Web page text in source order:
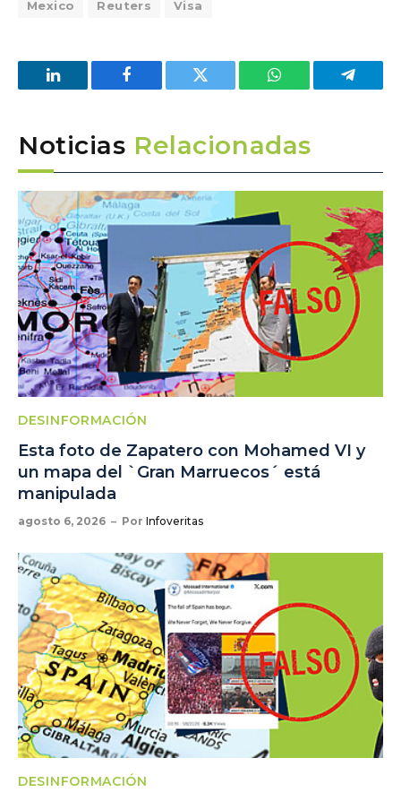
Mexico
Reuters Visa
LinkedIn Facebook Twitter WhatsApp
Noticias Relacionadas
DESINFORMACIÓN
Esta foto de Zapatero con Mohamed VI y
un mapa del `Gran Marruecos´ está
manipulada
agosto 6, 2026 Por Infoveritas
DESINFORMACIÓN